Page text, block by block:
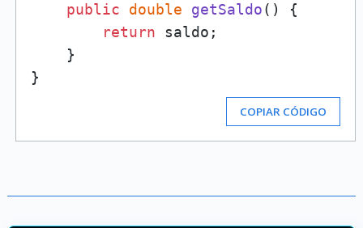
public double getSaldo()
{
return saldo;
    }
COPIAR CÓDIGO